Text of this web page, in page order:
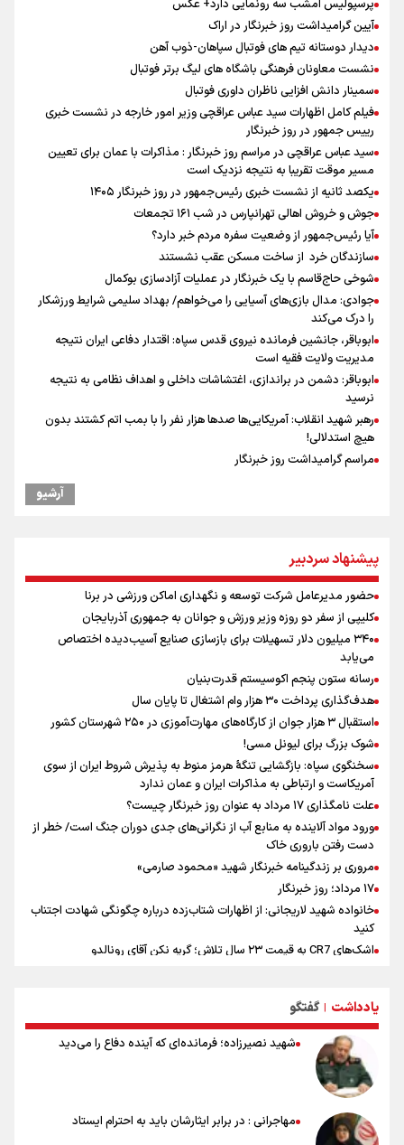
پرسپولیس امشب سه رونمایی دارد+ عکس
آیین گرامیداشت روز خبرنگار در اراک
دیدار دوستانه تیم های فوتبال سپاهان-ذوب آهن
نشست معاونان فرهنگی باشگاه های لیگ برتر فوتبال
سمینار دانش افزایی ناظران داوری فوتبال
فیلم کامل اظهارات سید عباس عراقچی وزیر امور خارجه در نشست خبری
رییس جمهور در روز خبرنگار
سید عباس عراقچی در مراسم روز خبرنگار : مذاکرات با عمان برای تعیین
مسیر موقت تقریبا به نتیجه نزدیک است
یکصد ثانیه از نشست خبری رئیس‌جمهور در روز خبرنگار ۱۴۰۵
جوش و خروش اهالی تهرانپارس در شب ۱۶۱ تجمعات
آیا رئیس‌جمهور از وضعیت سفره مردم خبر دارد؟
سازندگان خرد از ساخت مسکن عقب نشستند
شوخی حاج‌قاسم با یک خبرنگار در عملیات آزادسازی بوکمال
جوادی: مدال بازی‌های آسیایی را می‌خواهم/ بهداد سلیمی شرایط ورزشکار
را درک می‌کند
ابوباقر، جانشین فرمانده نیروی قدس سپاه: اقتدار دفاعی ایران نتیجه
مدیریت ولایت فقیه است
ابوباقر: دشمن در براندازی، اغتشاشات داخلی و اهداف نظامی به نتیجه
نرسید
رهبر شهید انقلاب: آمریکایی‌ها صدها هزار نفر را با بمب اتم کشتند بدون
هیچ استدلالی!
مراسم گرامیداشت روز خبرنگار
ونس: در حال کار بر روی ایجاد یک سیستم ناوبری امن هستیم
علی‌نژاد در مراسم انجمن ورزشی نویسان در روز خبرنگار : رسانه‌های خبری
در سال گذشته تا به امروز اتفاقات بزرگی را رقم زدند
سیدمناف هاشمی در مراسم انجمن ورزشی نویسان : قدردان زحمات اهالی
رسانه به ویژه ورزشی نویسان هستیم
صعود دانشگاه آزاد اسلامی استان البرز از رتبه D به رتبه ممتاز A+++++
نقش و مسئولیت رسانه‌ها در شرایط حساس کشور مهم و تعیین‌کننده
است/ انسجام اجتماعی و حضور مردم مهمترین عامل ناکام ماندن
محاسبات دشمنان
آرشیو
پیشنهاد سردبیر
حضور مدیرعامل شرکت توسعه و نگهداری اماکن ورزشی در برنا
کلیپی از سفر دو روزه وزیر ورزش و جوانان به جمهوری آذربایجان
۳۴۰ میلیون دلار تسهیلات برای بازسازی صنایع آسیب‌دیده اختصاص
می‌یابد
رسانه ستون پنجم اکوسیستم قدرت‌بنیان
هدف‌گذاری پرداخت ۳۰ هزار وام اشتغال تا پایان سال
استقبال ۳ هزار جوان از کارگاه‌های مهارت‌آموزی در ۲۵۰ شهرستان کشور
شوک بزرگ برای لیونل مسی!
سخنگوی سپاه: بازگشایی تنگۀ هرمز منوط به پذیرش شروط ایران از سوی
آمریکاست و ارتباطی به مذاکرات ایران و عمان ندارد
علت نامگذاری ۱۷ مرداد به عنوان روز خبرنگار چیست؟
ورود مواد آلاینده به منابع آب از نگرانی‌های جدی دوران جنگ است/ خطر از
دست رفتن باروری خاک
مروری بر زندگینامه خبرنگار شهید «محمود صارمی»
۱۷ مرداد؛ روز خبرنگار
خانواده شهید لاریجانی: از اظهارات شتاب‌زده درباره چگونگی شهادت اجتناب
کنید
اشک‌های CR7 به قیمت ۲۳ سال تلاش؛ گریه نکن آقای رونالدو
تلاش مدام برای زنده نگه داشتن هنر ایرانی
نصرتی: پاسخ بیرانوند سنخیتی با صحبت‌های علی دایی نداشت/
ملی‌پوشان نباید از خودشان تعریف کنند!
خلعتبری: جای دو سه نفر در جام جهانی خالی بود/ تیم ملی نیاز به تغییر
نسل دارد/ دوست دارم آرژانتین قهرمان شود
شاهرخی: اندازه داشته‌هایمان از بازار جام جهانی برداشت کردیم/ دودستی
سرنوشت صعود را به تیم‌های دیگر سپردیم
یادداشت | گفتگو
شهید نصیرزاده؛ فرمانده‌ای که آینده دفاع را می‌دید
مهاجرانی : در برابر ایثارشان باید به احترام ایستاد